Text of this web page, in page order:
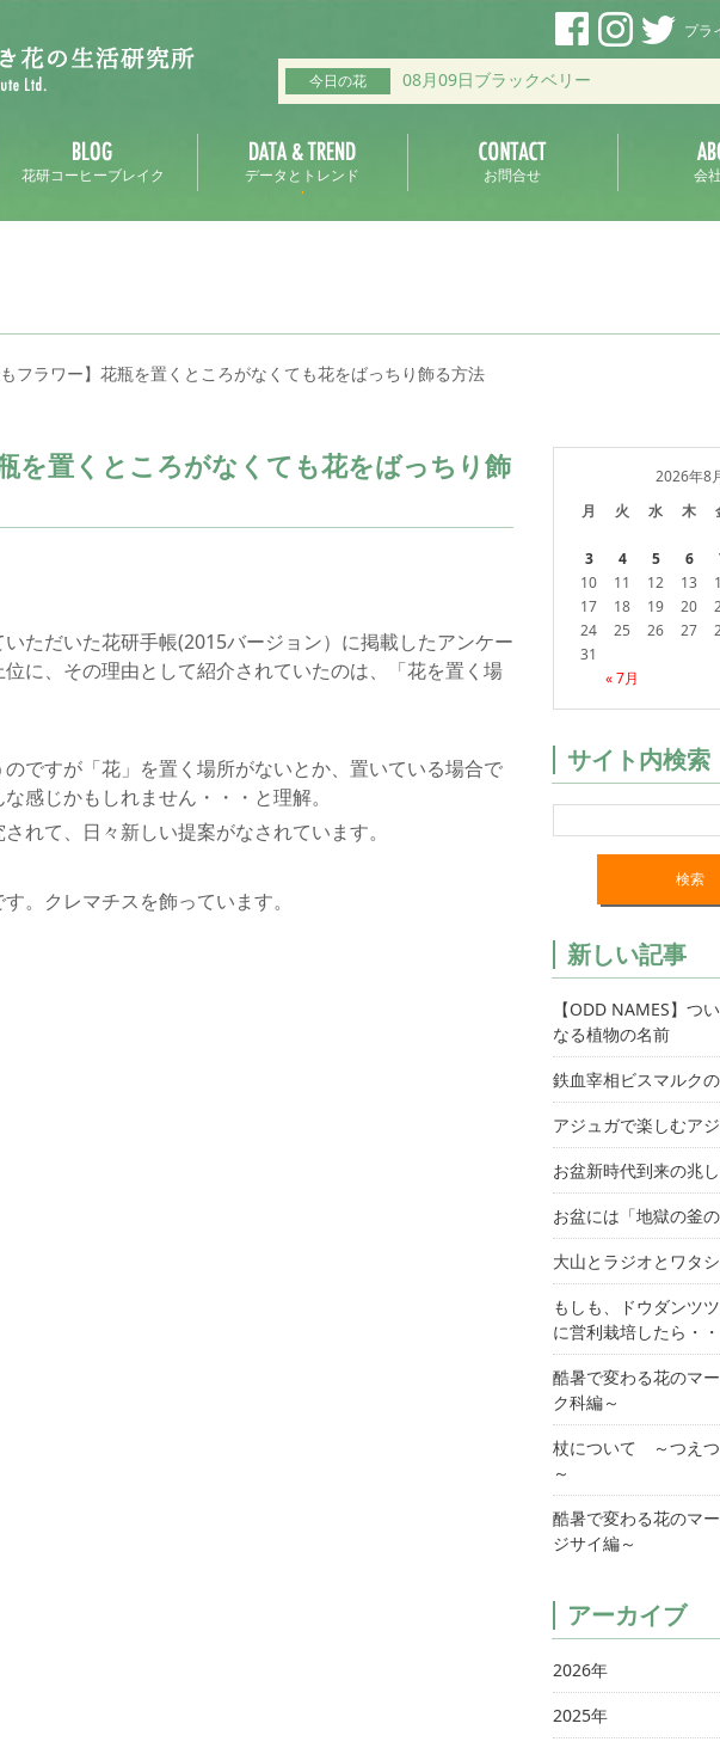
プラ
今日の花 08月09日ブラックベリー
花研コーヒーブレイク データとトレンド お問合せ 会
もフラワー】花瓶を置くところがなくても花をばっちり飾る方法
を置くところがなくても花をばっちり飾
ただいた花研手帳(2015バージョン）に掲載したアンケー
に、その理由として紹介されていたのは、「花を置く場
ですが「花」を置く場所がないとか、置いている場合で
感じかもしれません・・・と理解。
れて、日々新しい提案がなされています。
。クレマチスを飾っています。
2026年8
月
火 水 木
« 7月
3
4 5 6
10
11 12 13
17
18 19 20
24
25 26 27
31
サイト内検索
新しい記事
【ODD NAMES】つ
なる植物の名前
鉄血宰相ビスマルク
アジュガで楽しむア
お盆新時代到来の兆し
お盆には「地獄の釜の
大山とラジオとワタシ
もしも、ドウダンツ
に営利栽培したら・・
酷暑で変わる花のマ
ク科編～
杖について ～つえ
～
酷暑で変わる花のマ
ジサイ編～
アーカイブ
2026年
2025年